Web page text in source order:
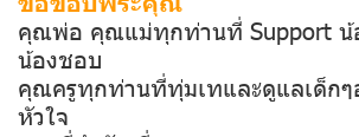
คุณพ่อ คุณแม่ทุกท่านที่ Support น้
น้องชอบ
คุณครูทุกท่านที่ทุ่มเทและดูแลเด็กๆ
หัวใจ